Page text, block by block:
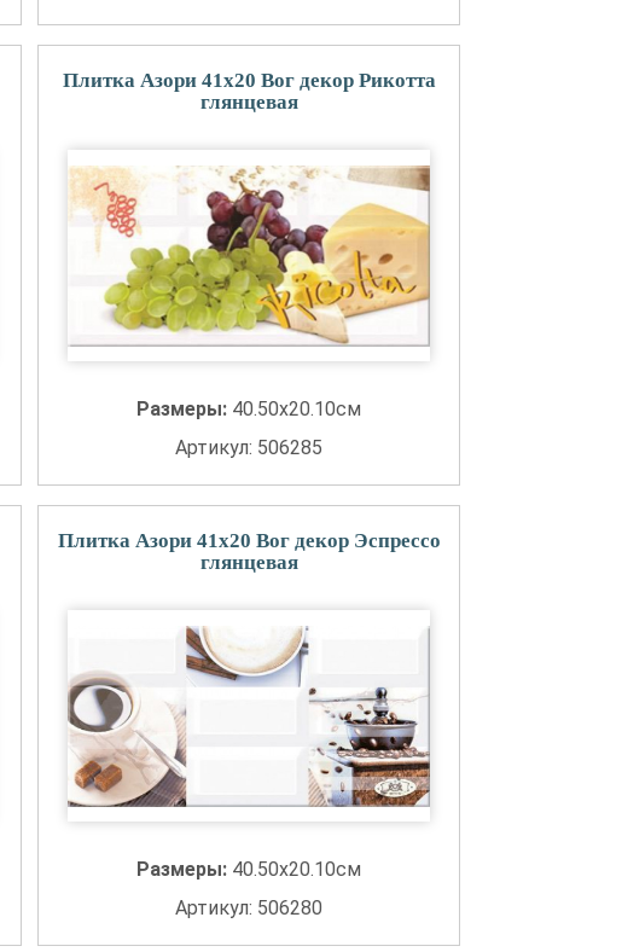
Плитка Азори 41x20 Вог декор Рикотта
глянцевая
Размеры: 40.50x20.10см
Артикул: 506285
Плитка Азори 41x20 Вог декор Эспрессо
глянцевая
Размеры: 40.50x20.10см
Артикул: 506280